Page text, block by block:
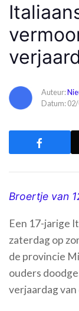
Auteur:
Datum:
Broertje van
Een 17-jarige
zaterdag op
de provincie
ouders
verjaardag